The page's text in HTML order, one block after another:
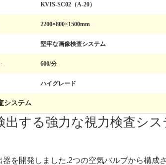
KVIS-SC02（A-20）
2200×800×1500mm
堅牢な画像検査システム
600/分
ハイグレード
システム
する強力な視力検査シス
を開発しました.2つの空気バルブから構成